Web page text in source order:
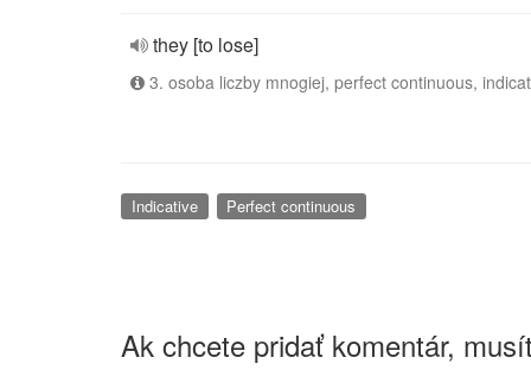
they [to lose]
3. osoba liczby mnogiej, perfect continuous,
Indicative Perfect continuous
Ak chcete pridať komentár,